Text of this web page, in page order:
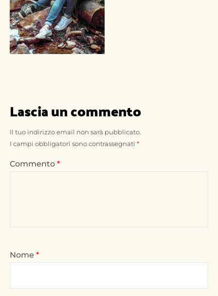
Lascia un commento
Il tuo indirizzo email non sarà pubblicato.
I campi obbligatori sono contrassegnati *
Commento *
Nome *